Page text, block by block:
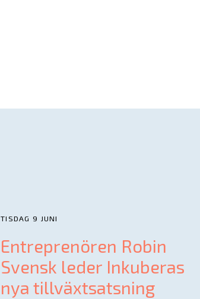
TISDAG 9 JUNI
Entreprenören Robin
Svensk leder Inkuberas
nya tillväxtsatsning